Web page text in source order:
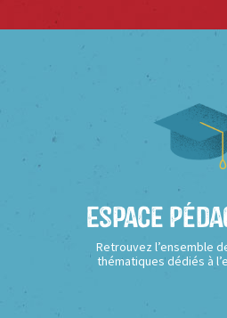
Espace
Retrouvez l’ensemble
thématiques dédiés à